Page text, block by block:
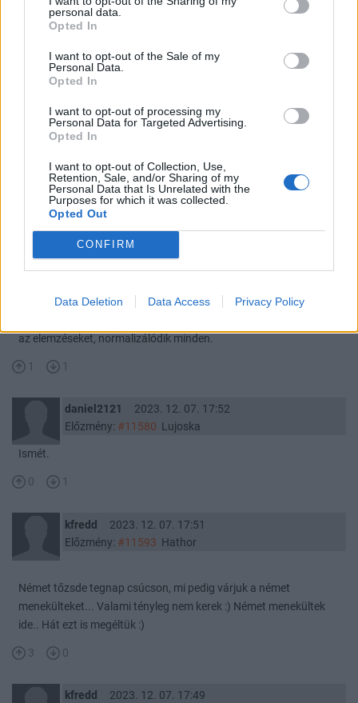
personal data.
Opted In
I want to opt-out of the Sale of my
Personal Data.
Opted In
I want to opt-out of processing my
Personal Data for Targeted Advertising.
Opted In
I want to opt-out of Collection, Use,
Retention, Sale, and/or Sharing of my
Personal Data that Is Unrelated with the
Purposes for which it was collected.
Opted Out
CONFIRM
Data Deletion Data Access Privacy Policy
8
HUNCPT 2023. 12. 07. 18:43
Varga Úr ma megindult a puttonyával Brüsszelbe, holnap kiderül
teletömik-e....sokat már nem kell várni :D
unios-forrasok-brusszel-penzugyminiszter
0
filus
2023. 12. 07. 17:56
Hathor
szempontból. Lehet még rosszabb lesz? Nem hinném. Tudom
az elemzéseket, normalizálódik minden.
1 1
daniel2121
2023. 12. 07. 17:52
Előzmény: #11580 Lujoska
Ismét.
0 1
kfredd
2023. 12. 07. 17:51
Előzmény: #11593 Hathor
Német tőzsde tegnap csúcson, mi pedig várjuk a német
menekülteket... Valami tényleg nem kerek :) Német menekültek
ide.. Hát ezt is megéltük :)
3 0
kfredd
2023. 12. 07. 17:49